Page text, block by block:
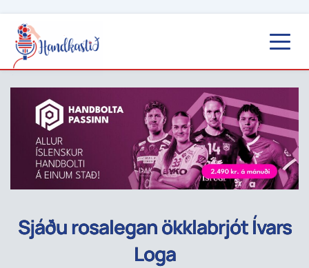
Sjáðu rosalegan ökklabrjót Ívars
Loga